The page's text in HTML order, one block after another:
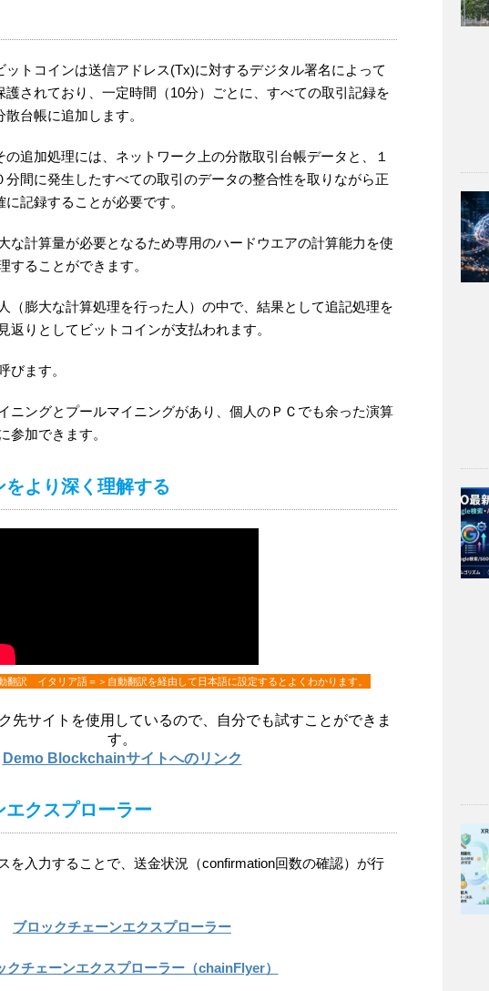
ットコインは送信アドレス(Tx)に対するデジタル署名によって
護されており、一定時間（10分）ごとに、すべての取引記録を
散台帳に追加します。
の追加処理には、ネットワーク上の分散取引台帳データと、１
分間に発生したすべての取引のデータの整合性を取りながら正
に記録することが必要です。
な計算量が必要となるため専用のハードウエアの計算能力を使
することができます。
（膨大な計算処理を行った人）の中で、結果として追記処理を
返りとしてビットコインが支払われます。
びます。
ニングとプールマイニングがあり、個人のＰＣでも余った演算
参加できます。
より深く理解する
翻訳 イタリア語＝＞自動翻訳を経由して日本語に設定するとよくわかります。
先サイトを使用しているので、自分でも試すことができま
す。
Demo Blockchainサイトへのリンク
クスプローラー
を入力することで、送金状況（confirmation回数の確認）が行
ブロックチェーンエクスプローラー
クチェーンエクスプローラー（chainFlyer）